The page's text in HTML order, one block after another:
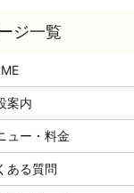
案内
ュー・料金
ある質問